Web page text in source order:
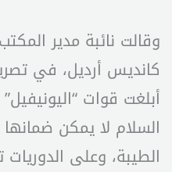
وقالت نائبة مدير
كانديس أرديل، في
أبلغت قوات
السلام لا يمكن
الطيبة، وعلى